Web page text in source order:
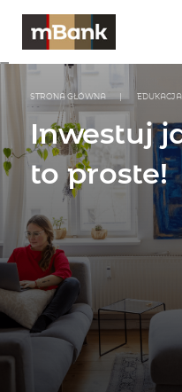
STRONA GŁÓWNA EDUKACJA
Inwestuj
to proste!